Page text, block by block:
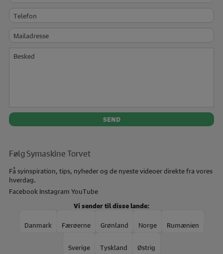
Telefon
Mailadresse
Besked
Følg Symaskine Torvet
Få syinspiration, tips, nyheder og de nyeste videoer direkte fra vores
hverdag.
Facebook Instagram YouTube
Vi sender til disse lande:
Danmark Færøerne Grønland Norge Rumænien
Sverige Tyskland Østrig